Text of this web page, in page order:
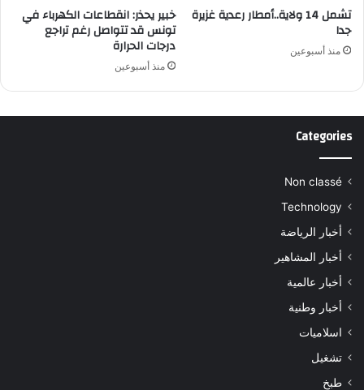
تشمل 14 ولاية..أمطار رعدية غزيرة
جدا
منذ أسبوعين
خبير يحذر: انقطاعات الكهرباء في
تونس قد تتواصل رغم تراجع
درجات الحرارة
منذ أسبوعين
Categories
Non classé
Technology
أخبار الرياضة
أخبار المشاهير
أخبار عالمية
أخبار وطنية
اسلاميات
تشغيل
طبخ